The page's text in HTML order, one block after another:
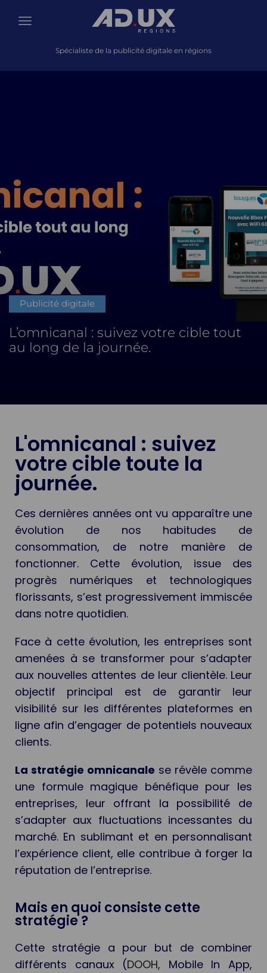
Spécialiste de la publicité digitale en régions
Publicité digitale
L’omnicanal : suivez votre cible tout
au long de la journée.
L'omnicanal : suivez
votre cible toute la
journée.
Ces dernières années ont vu apparaître une
évolution de nos habitudes de
consommation, de notre manière de
fonctionner. Cette évolution, issue des
progrès numériques et technologiques
florissants, s’est progressivement immiscée
dans notre quotidien.
Face à cette évolution, les entreprises sont
amenées à se transformer pour s’adapter
aux nouvelles attentes de leur clientèle. Leur
objectif principal est de garantir leur
visibilité sur les différentes plateformes en
ligne afin d’engager de potentiels nouveaux
clients.
La stratégie omnicanale se révèle comme
une formule magique bénéfique pour les
entreprises, leur offrant la possibilité de
s’adapter aux fluctuations incessantes du
marché. En sublimant et en personnalisant
l’expérience client, elle contribue à forger la
réputation de l’entreprise.
Mais en quoi consiste cette
stratégie ?
Cette stratégie a pour but de combiner
différents canaux (DOOH, Mobile In App,